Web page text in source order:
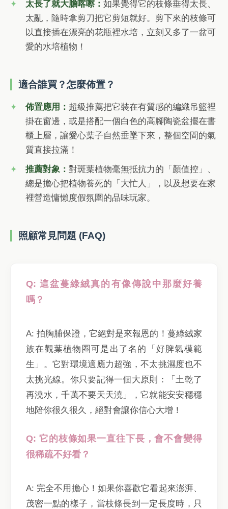
太長了就大膽喀嚓：如果覺得它的枝條垂得太長、
太亂，隨時拿剪刀把它剪短就好。剪下來的枝條可
以直接插在漂亮的花瓶裡水培，立刻又多了一盆可
愛的水培植物！
適合誰買？怎麼佈置？
佈置應用： 超級推薦把它裝在有質感的編織吊籃裡
掛在窗邊，或是搭配一個白色的高腳陶瓷盆擺在書
櫃上層，讓愛心葉子自然垂墜下來，整個空間的氣
質直接拉滿！
推薦對象：對斑葉植物毫無抵抗力的「顏值控」、
總是擔心把植物養死的「大忙人」，以及想要在家
裡營造慵懶度假氛圍的品味玩家。
照顧常見問題 (FAQ)
Q: 這盆蔓綠絨真的有像傳說中那麼好養
嗎？
A: 拍胸脯保證，它絕對是來報恩的！蔓綠絨家
族在觀葉植物圈可是出了名的「好脾氣模範
生」。它對環境適應力超強，不太挑濕度也不
太挑光線。你只要記得一個大原則：「土乾了
再澆水，千萬不要天天澆」，它就能安安穩穩
地陪你很久很久，絕對會讓你信心大增！
Q: 它的枝條如果一直往下長，會不會變得
很稀疏不好看？
A: 完全不用擔心！如果你喜歡它看起來澎湃、
茂密一點的樣子，當枝條長到一定長度時，只